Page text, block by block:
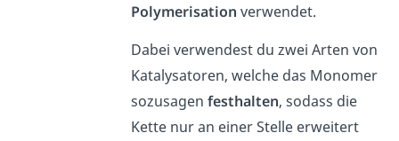
Polymerisationverwendet.
Dabei verwendest du zwei Arten von
Katalysatoren, welche das Monomer
sozusagenfesthalten, sodass die
Kette nur an einer Stelle erweitert